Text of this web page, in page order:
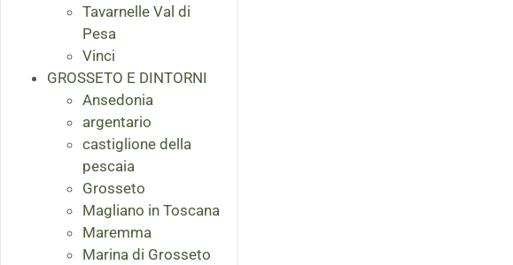
Tavarnelle Val di
Pesa
Vinci
GROSSETO E DINTORNI
Ansedonia
argentario
castiglione della
pescaia
Grosseto
Magliano in Toscana
Maremma
Marina di Grosseto